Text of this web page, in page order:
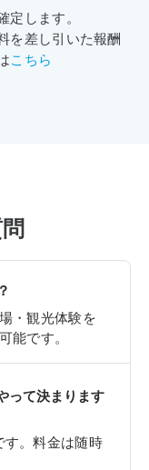
定します。
を差し引いた報酬
こちら
・観光体験を
能です。
って決まります
す。料金は随時